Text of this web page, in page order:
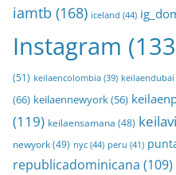
iamtb (168) iceland (44)
Instagram
(51) keilaencolombia (39) keilaendubai
(66) keilaennewyork(56)
(119) keilaensamana (48)
newyork(49) nyc (44) peru (41)
republicadominicana (109)